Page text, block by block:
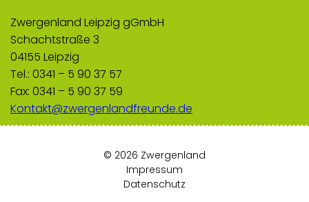
Zwergenland Leipzig gGmbH
Schachtstraße 3
04155 Leipzig
Tel.: 0341 – 5 90 37 57
Fax: 0341 – 5 90 37 59
Kontakt@zwergenlandfreunde.de
© 2026 Zwergenland
Impressum
Datenschutz